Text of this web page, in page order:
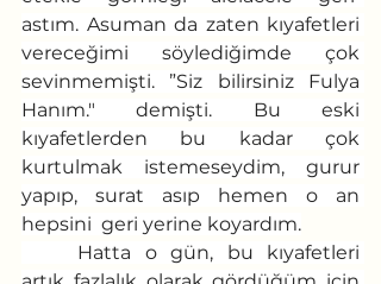
astım. Asuman da zaten kıyafetleri
vereceğimi söylediğimde çok
sevinmemişti. ”Siz bilirsiniz Fulya
Hanım." demişti. Bu eski
kıyafetlerden bu kadar çok
kurtulmak istemeseydim, gurur
yapıp, surat asıp hemen o an
hepsini  geri yerine koyardım.